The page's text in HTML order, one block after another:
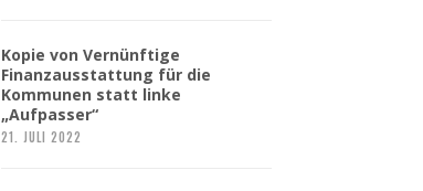
Kopie von Vernünftige
Finanzausstattung für die
Kommunen statt linke
„Aufpasser“
21. JULI 2022